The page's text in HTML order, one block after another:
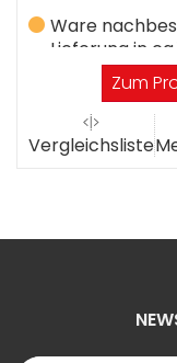
Ware
Lieferung in
Werktagen
Zum
Vergleichsliste